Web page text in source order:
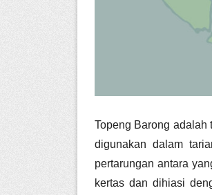
Topeng Barong
digunakan dalam
pertarungan antara
kertas dan dihiasi